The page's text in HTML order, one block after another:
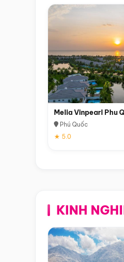
Melia Vinpearl Phu
Phú Quốc
★ 5.0
KINH